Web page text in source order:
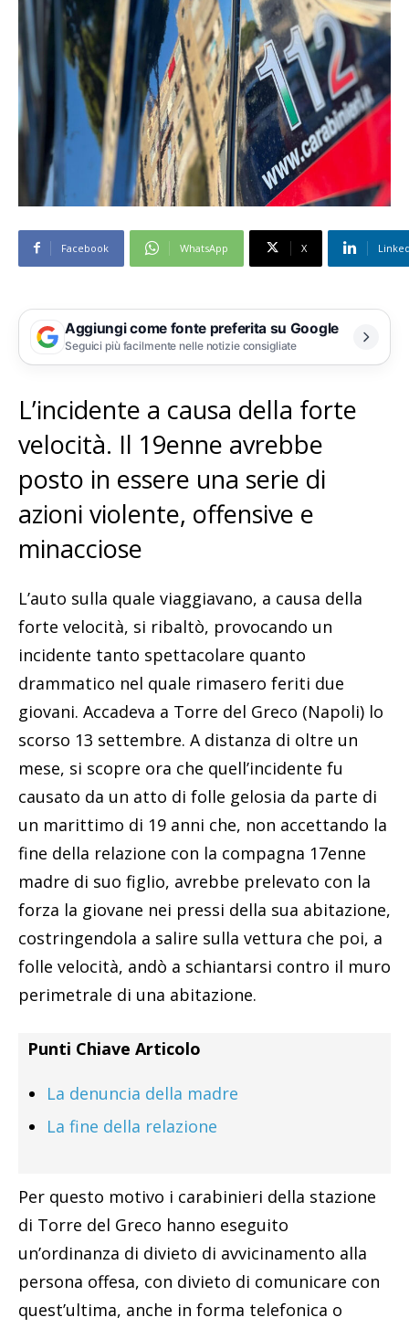
Facebook WhatsApp X
Aggiungi come fonte preferita su Google
Seguici più facilmente nelle notizie consigliate
L’incidente a causa della forte
velocità. Il 19enne avrebbe
posto in essere una serie di
azioni violente, offensive e
minacciose
L’auto sulla quale viaggiavano, a causa della
forte velocità, si ribaltò, provocando un
incidente tanto spettacolare quanto
drammatico nel quale rimasero feriti due
giovani. Accadeva a Torre del Greco (Napoli) lo
scorso 13 settembre. A distanza di oltre un
mese, si scopre ora che quell’incidente fu
causato da un atto di folle gelosia da parte di
un marittimo di 19 anni che, non accettando la
fine della relazione con la compagna 17enne
madre di suo figlio, avrebbe prelevato con la
forza la giovane nei pressi della sua abitazione,
costringendola a salire sulla vettura che poi, a
folle velocità, andò a schiantarsi contro il muro
perimetrale di una abitazione.
Punti Chiave Articolo
La denuncia della madre
La fine della relazione
Per questo motivo i carabinieri della stazione
di Torre del Greco hanno eseguito
un’ordinanza di divieto di avvicinamento alla
persona offesa, con divieto di comunicare con
quest’ultima, anche in forma telefonica o